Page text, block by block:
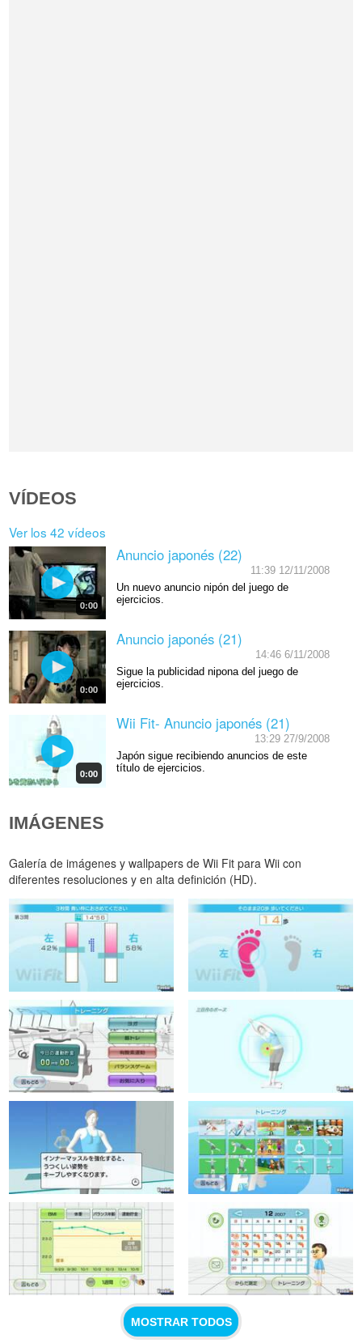
VÍDEOS
Ver los 42 vídeos
0:00
Anuncio japonés (22)
11:39 12/11/2008
Un nuevo anuncio nipón del juego de
ejercicios.
0:00
Anuncio japonés (21)
14:46 6/11/2008
Sigue la publicidad nipona del juego de
ejercicios.
0:00
Wii Fit- Anuncio japonés (21)
13:29 27/9/2008
Japón sigue recibiendo anuncios de este
título de ejercicios.
IMÁGENES
Galería de imágenes y wallpapers de Wii Fit para Wii con
diferentes resoluciones y en alta definición (HD).
MOSTRAR TODOS